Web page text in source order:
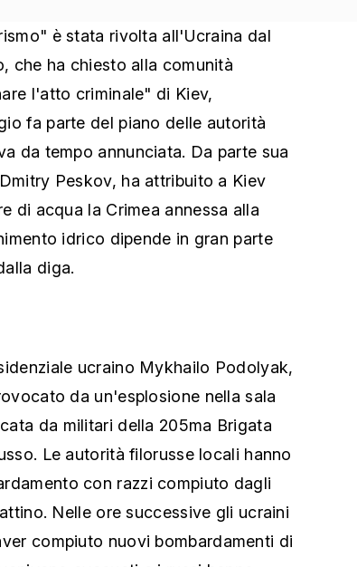
è stata rivolta all'Ucraina dal
che ha chiesto alla comunità
l'atto criminale" di Kiev,
fa parte del piano delle autorità
da tempo annunciata. Da parte sua
Peskov, ha attribuito a Kiev
di acqua la Crimea annessa alla
idrico dipende in gran parte
diga.
ucraino Mykhailo Podolyak,
da un'esplosione nella sala
da militari della 205ma Brigata
Le autorità filorusse locali hanno
con razzi compiuto dagli
Nelle ore successive gli ucraini
compiuto nuovi bombardamenti di